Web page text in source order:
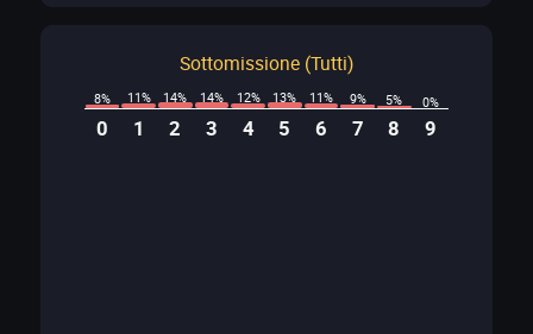
Sottomissione (Tutti)
0
8%
1
11%
2
14%
3
14%
4
12%
5
13%
6
11%
7
9%
8
5%
9
0%